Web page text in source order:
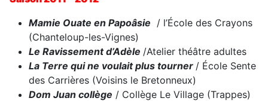
Mamie Ouate en Papoâsie / l’École des Crayons
(Chanteloup-les-Vignes)
Le Ravissement d’Adèle /Atelier théâtre adultes
La Terre qui ne voulait plus tourner / École Sente
des Carrières (Voisins le Bretonneux)
Dom Juan collège / Collège Le Village (Trappes)